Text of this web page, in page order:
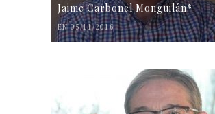
Jaime Carbonel Monguilán*
EN 05/11/2016